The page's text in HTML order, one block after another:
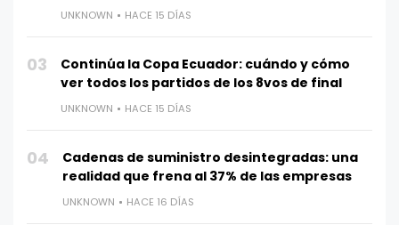
UNKNOWN HACE 15 DÍAS
03
Continúa la Copa Ecuador: cuándo y cómo
ver todos los partidos de los 8vos de final
UNKNOWN HACE 15 DÍAS
04
Cadenas de suministro desintegradas: una
realidad que frena al 37% de las empresas
UNKNOWN HACE 16 DÍAS